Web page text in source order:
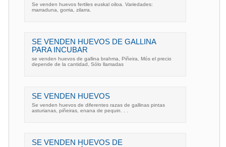
Se venden huevos fertiles euskal oiloa. Variedades:
marraduna, gorria, zilarra.
SE VENDEN HUEVOS DE GALLINA
PARA INCUBAR
se venden huevos de gallina brahma, Piñeira, Mós el precio
depende de la cantidad, Sólo llamadas
SE VENDEN HUEVOS
Se venden huevos de diferentes razas de gallinas pintas
asturianas, piñeiras, enana de pequin. . .
SE VENDEN HUEVOS DE